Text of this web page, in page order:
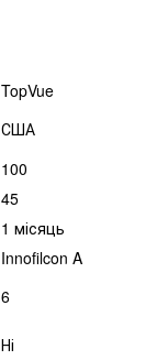
TopVue
США
100
45
1 місяць
Innofilcon A
6
Ні